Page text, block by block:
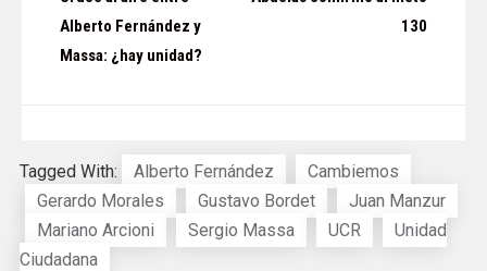
entradas
Alberto Fernández y
Massa: ¿hay unidad?
130
Tagged With: Alberto Fernández
Cambiemos
Gerardo Morales
Gustavo Bordet
Juan Manzur
Mariano Arcioni
Sergio Massa UCR
Unidad
Ciudadana